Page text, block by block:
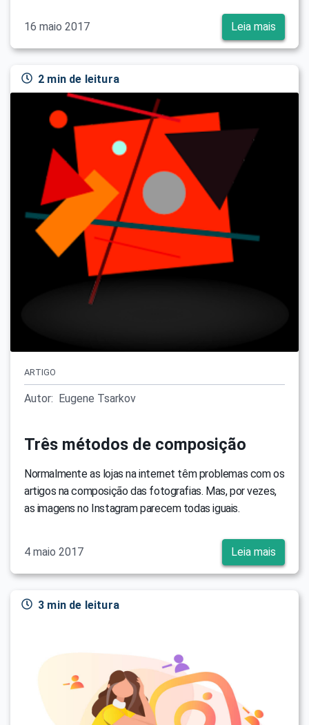
16 maio 2017 Leia mais
2 min de leitura
ARTIGO
Autor: Eugene Tsarkov
Três métodos de composição
Normalmente as lojas na internet têm problemas com os
artigos na composição das fotografias. Mas, por vezes,
as imagens no Instagram parecem todas iguais.
4 maio 2017 Leia mais
3 min de leitura